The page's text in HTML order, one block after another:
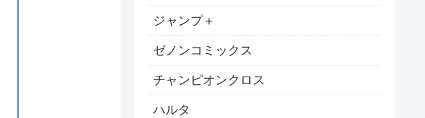
ジャンプ＋
ゼノンコミックス
チャンピオンクロス
ハルタ